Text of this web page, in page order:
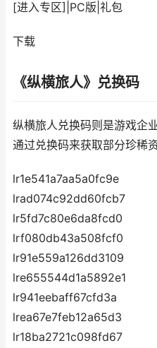
[进入专区] PC版 礼包
下载
《纵横旅人》兑换码
纵横旅人兑换码则是游戏企
通过兑换码来获取部分珍稀资
lr1e541a7aa5a0fc9e
lrad074c92dd60fcb7
lr5fd7c80e6da8fcd0
lrf080db43a508fcf0
lr91e559a126dd3109
lre655544d1a5892e1
lr941eebaff67cfd3a
lrea67e7feb12a65d3
lr18ba2721c098fd67